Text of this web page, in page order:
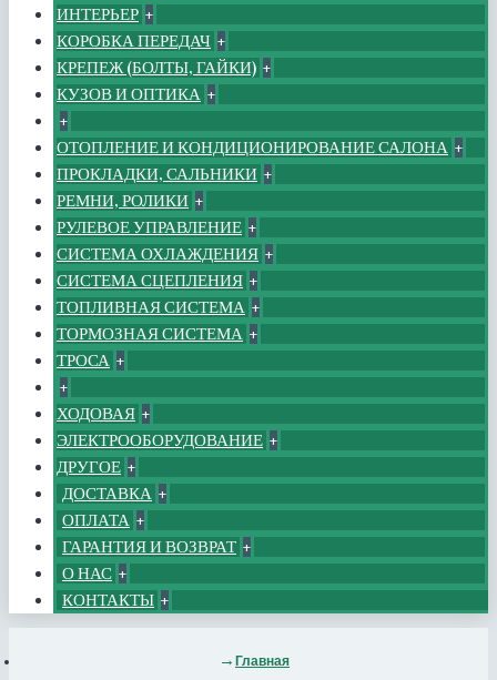
ИНТЕРЬЕР +
КОРОБКА ПЕРЕДАЧ +
КРЕПЕЖ (БОЛТЫ, ГАЙКИ) +
КУЗОВ И ОПТИКА +
+
ОТОПЛЕНИЕ И КОНДИЦИОНИРОВАНИЕ САЛОНА +
ПРОКЛАДКИ, САЛЬНИКИ +
РЕМНИ, РОЛИКИ +
РУЛЕВОЕ УПРАВЛЕНИЕ +
СИСТЕМА ОХЛАЖДЕНИЯ +
СИСТЕМА СЦЕПЛЕНИЯ +
ТОПЛИВНАЯ СИСТЕМА +
ТОРМОЗНАЯ СИСТЕМА +
ТРОСА +
+
ХОДОВАЯ +
ЭЛЕКТРООБОРУДОВАНИЕ +
ДРУГОЕ +
ДОСТАВКА +
ОПЛАТА +
ГАРАНТИЯ И ВОЗВРАТ +
О НАС +
КОНТАКТЫ +
Главная